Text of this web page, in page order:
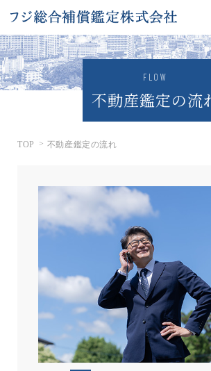
FLOW
不動産鑑定の流
TOP 不動産鑑定の流れ